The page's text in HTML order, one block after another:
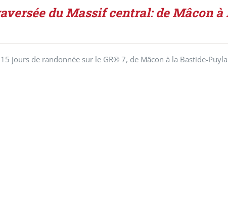
du Massif central: de Mâcon
jours de randonnée sur le GR® 7, de Mâcon à la Bastide-